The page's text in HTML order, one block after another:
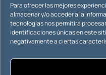
Para ofrecer las mejores
almacenar y/o acceder a la
tecnologías nos permitirá
identificaciones únicas en este
negativamente a ciertas